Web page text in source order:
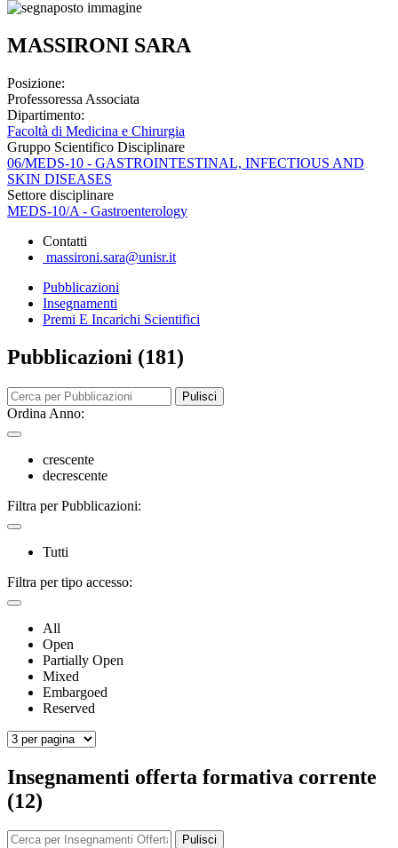
MASSIRONI SARA
Posizione:
Professoressa Associata
Dipartimento:
Facoltà di Medicina e Chirurgia
Gruppo Scientifico Disciplinare
06/MEDS-10 - GASTROINTESTINAL, INFECTIOUS AND
SKIN DISEASES
Settore disciplinare
MEDS-10/A - Gastroenterology
Contatti
massironi.sara@unisr.it
Pubblicazioni
Insegnamenti
Premi E Incarichi Scientifici
Pubblicazioni (181)
Pulisci
Ordina Anno:
crescente
decrescente
Filtra per Pubblicazioni:
Tutti
Filtra per tipo accesso:
All
Open
Partially Open
Mixed
Embargoed
Reserved
Insegnamenti offerta formativa corrente
(12)
Pulisci